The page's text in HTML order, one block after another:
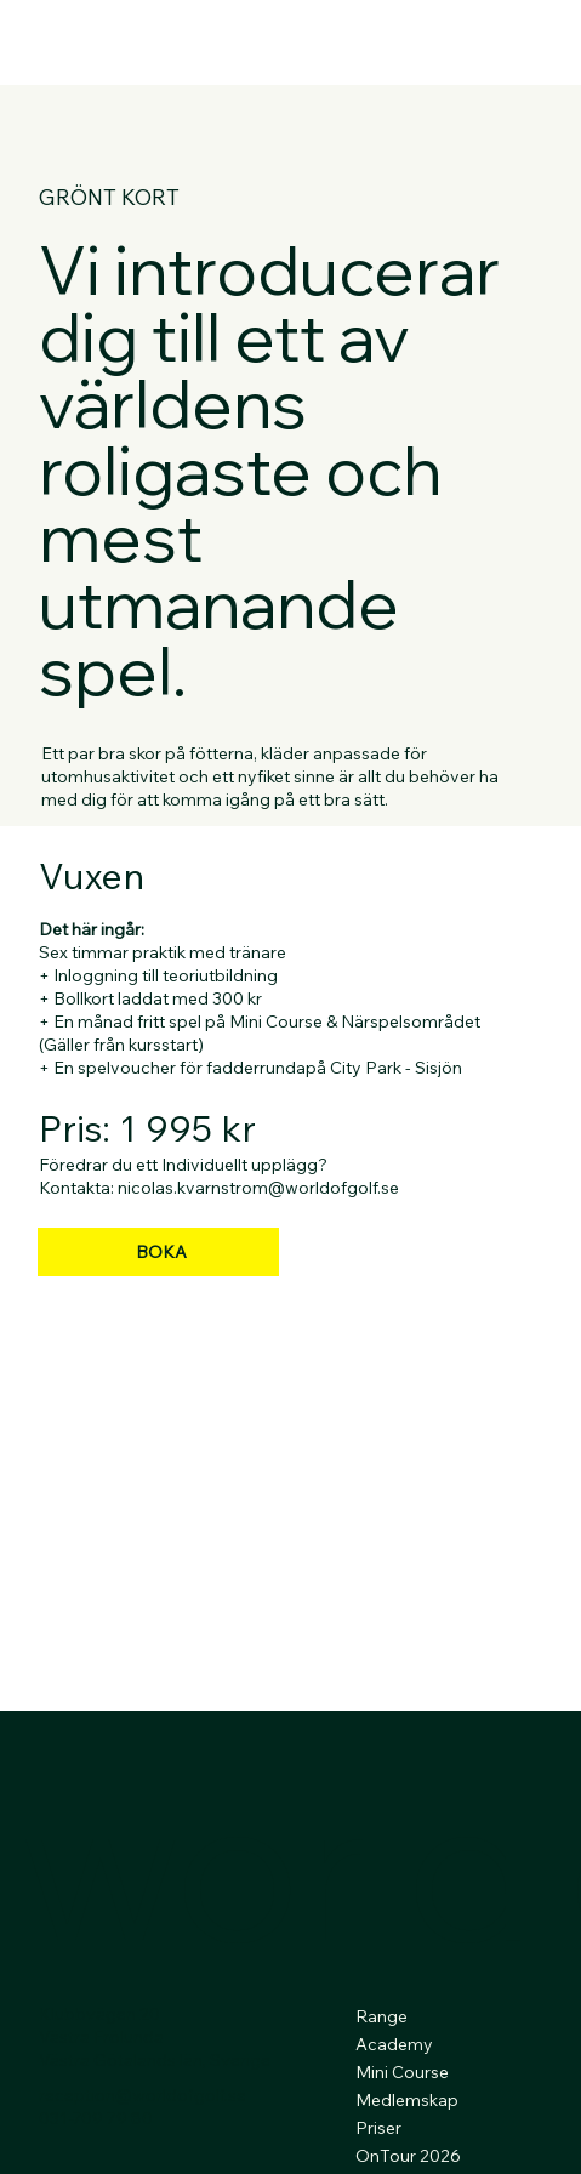
GRÖNT KORT
Vi introducerar
dig till ett av
världens
roligaste och
mest
utmanande
spel.
Ett par bra skor på fötterna, kläder anpassade för
utomhusaktivitet och ett nyfiket sinne är allt du behöver ha
med dig för att komma igång på ett bra sätt.
älskar!
Vuxen
Det här ingår:
Sex timmar praktik med tränare
+ Inloggning till teoriutbildning
+ Bollkort laddat med 300 kr
+ En månad fritt spel på Mini Course & Närspelsområdet
(Gäller från kursstart)
+ En spelvoucher för fadderrundapå City Park - Sisjön
Pris: 1 995 kr
Föredrar du ett Individuellt upplägg?
Kontakta: nicolas.kvarnstrom@worldofgolf.se
BOKA
Range
Academy
Mini Course
Medlemskap
Priser
OnTour 2026